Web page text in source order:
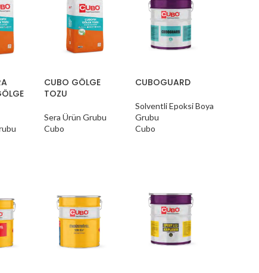
CUBO GÖLGE
TOZU
Sera Ürün Grubu
Cubo
CUBOGUARD
Solventli Epoksi Boya
Grubu
Cubo